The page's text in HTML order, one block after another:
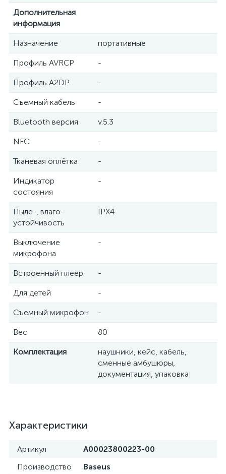
Дополнительная
информация
Назначение портативные
Профиль AVRCP -
Профиль A2DP -
Съемный кабель -
Bluetooth версия v.5.3
NFC -
Тканевая оплётка -
Индикатор
состояния
-
Пыле-, влаго-
устойчивость
IPX4
Выключение
микрофона
-
Встроенный плеер -
Для детей -
Съемный микрофон -
Вес 80
Комплектация
наушники, кейс, кабель,
сменные амбушюры,
документация, упаковка
Характеристики
Артикул
A00023800223-00
Производство
Baseus